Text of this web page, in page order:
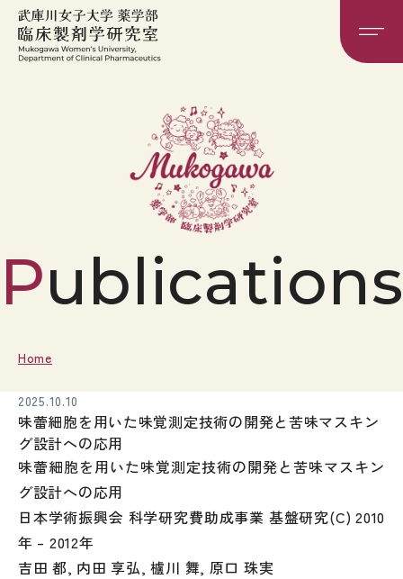
Publications
Home
2025.10.10
味蕾細胞を用いた味覚測定技術の開発と苦味マスキン
グ設計への応用
味蕾細胞を用いた味覚測定技術の開発と苦味マスキン
グ設計への応用
日本学術振興会 科学研究費助成事業 基盤研究(C) 2010
年 – 2012年
吉田 都, 内田 享弘, 櫨川 舞, 原口 珠実